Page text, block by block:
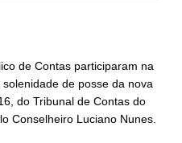
de Contas participaram na
de posse da nova
do Tribunal de Contas do
Conselheiro Luciano Nunes.